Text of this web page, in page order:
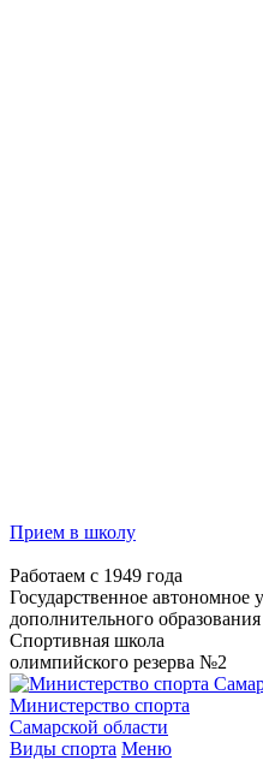
Прием в школу
Работаем с 1949 года
Государственное автономное
дополнительного
Спортивная школа
олимпийского резерва №2
Министерство спорта
Самарской области
Виды спорта Меню